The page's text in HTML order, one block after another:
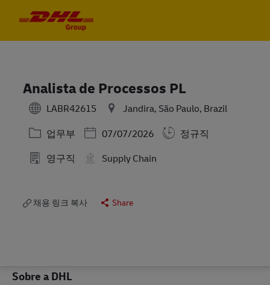
Analista de Processos PL
LABR42615
Jandira, São Paulo, Brazil
카테고리
업무부 Posted Date
07/07/2026
정규직
영구직
Supply Chain
채용 링크 복사 Share
Sobre a DHL